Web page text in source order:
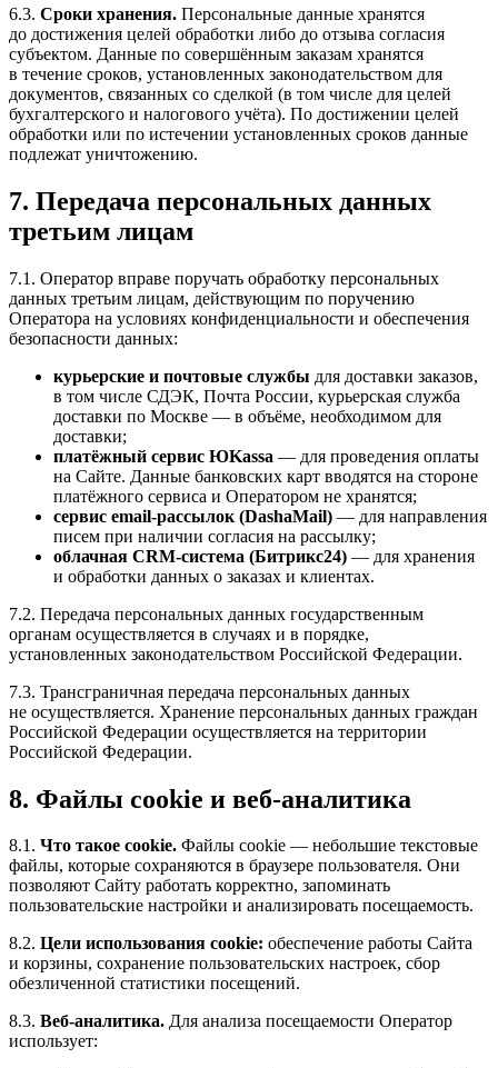
6.3. Сроки хранения. Персональные данные хранятся
до достижения целей обработки либо до отзыва согласия
субъектом. Данные по совершённым заказам хранятся
в течение сроков, установленных законодательством для
документов, связанных со сделкой (в том числе для целей
бухгалтерского и налогового учёта). По достижении целей
обработки или по истечении установленных сроков данные
подлежат уничтожению.
7. Передача персональных данных
третьим лицам
7.1. Оператор вправе поручать обработку персональных
данных третьим лицам, действующим по поручению
Оператора на условиях конфиденциальности и обеспечения
безопасности данных:
курьерские и почтовые службы для доставки заказов,
в том числе СДЭК, Почта России, курьерская служба
доставки по Москве — в объёме, необходимом для
доставки;
платёжный сервис ЮKassa — для проведения оплаты
на Сайте. Данные банковских карт вводятся на стороне
платёжного сервиса и Оператором не хранятся;
сервис email-рассылок (DashaMail) — для направления
писем при наличии согласия на рассылку;
облачная CRM-система (Битрикс24) — для хранения
и обработки данных о заказах и клиентах.
7.2. Передача персональных данных государственным
органам осуществляется в случаях и в порядке,
установленных законодательством Российской Федерации.
7.3. Трансграничная передача персональных данных
не осуществляется. Хранение персональных данных граждан
Российской Федерации осуществляется на территории
Российской Федерации.
8. Файлы cookie и веб-аналитика
8.1. Что такое cookie. Файлы cookie — небольшие текстовые
файлы, которые сохраняются в браузере пользователя. Они
позволяют Сайту работать корректно, запоминать
пользовательские настройки и анализировать посещаемость.
8.2. Цели использования cookie: обеспечение работы Сайта
и корзины, сохранение пользовательских настроек, сбор
обезличенной статистики посещений.
8.3. Веб-аналитика. Для анализа посещаемости Оператор
использует: